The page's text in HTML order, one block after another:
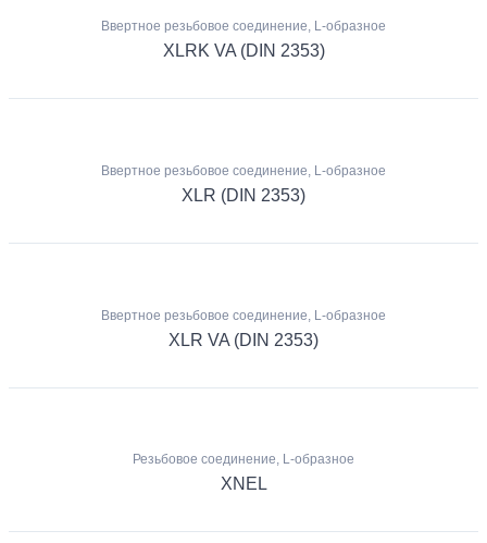
Ввертное резьбовое соединение, L-образное
XLRK VA (DIN 2353)
Ввертное резьбовое соединение, L-образное
XLR (DIN 2353)
Ввертное резьбовое соединение, L-образное
XLR VA (DIN 2353)
Резьбовое соединение, L-образное
XNEL